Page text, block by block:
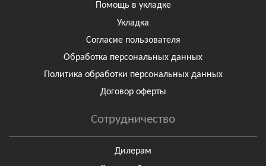
Помощь в укладке
Укладка
Согласие пользователя
Обработка персональных данных
Политика обработки персональных данных
Договор оферты
Сотрудничество
Дилерам